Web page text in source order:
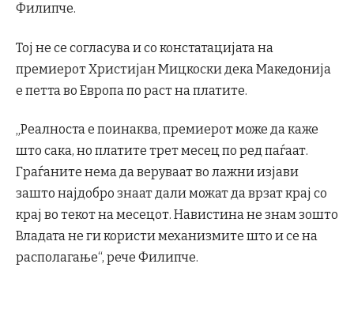
Филипче.
Тој не се согласува и со констатацијата на
премиерот Христијан Мицкоски дека Македонија
е петта во Европа по раст на платите.
„Реалноста е поинаква, премиерот може да каже
што сака, но платите трет месец по ред паѓаат.
Граѓаните нема да веруваат во лажни изјави
зашто најдобро знаат дали можат да врзат крај со
крај во текот на месецот. Навистина не знам зошто
Владата не ги користи механизмите што и се на
располагање“, рече Филипче.